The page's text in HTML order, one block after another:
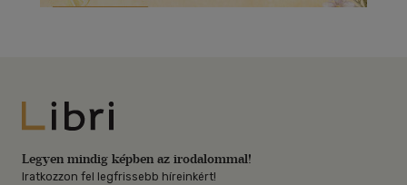
Libri
Legyen mindig képben az irodalommal!
Iratkozzon fel legfrissebb híreinkért!